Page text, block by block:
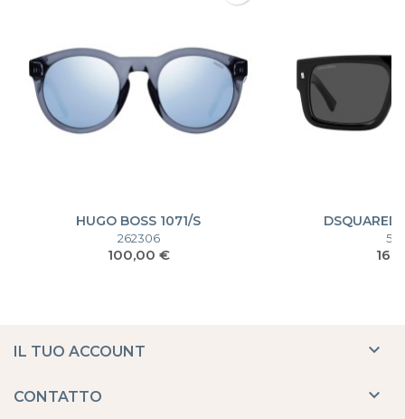
HUGO BOSS 1071/S
262306
Prezzo
100,00 €
IL TUO ACCOUNT 
CONTATTO 